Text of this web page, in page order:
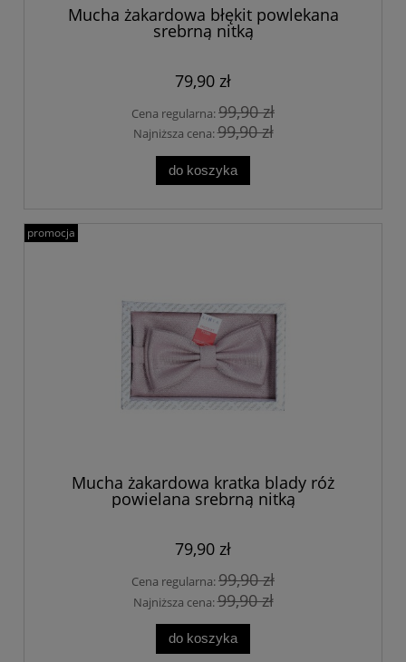
Mucha żakardowa błękit powlekana
srebrną nitką
79,90 zł
Cena regularna:99,90 zł
Najniższa cena:99,90 zł
do koszyka
Mucha żakardowa kratka blady róż
powielana srebrną nitką
79,90 zł
Cena regularna:99,90 zł
Najniższa cena:99,90 zł
do koszyka
promocja